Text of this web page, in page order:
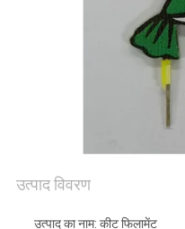
उत्पाद विवरण
उत्पाद का नाम: कीट फिलामेंट